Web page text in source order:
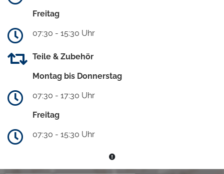
Freitag
07:30 - 15:30 Uhr
Teile & Zubehör
Montag bis Donnerstag
07:30 - 17:30 Uhr
Freitag
07:30 - 15:30 Uhr